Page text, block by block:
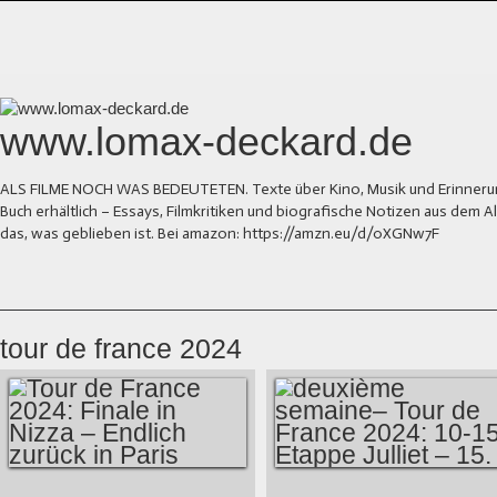
www.lomax-deckard.de
ALS FILME NOCH WAS BEDEUTETEN. Texte über Kino, Musik und
Buch erhältlich – Essays, Filmkritiken und biografische Notizen aus dem
das, was geblieben ist. Bei amazon: https://amzn.eu/d/0XGNw7F
tour de france 2024